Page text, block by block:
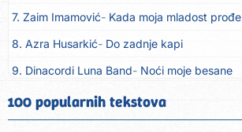
7. Zaim Imamović Kada moja mladost prođe
8. Azra Husarkić Do zadnje kapi
9. Dinacordi Luna Band Noći moje besane
10. Pet za 5 Pozdravi mi Stubicu
11. Dinacordi Luna Band Anđeo moj
100 popularnih tekstova